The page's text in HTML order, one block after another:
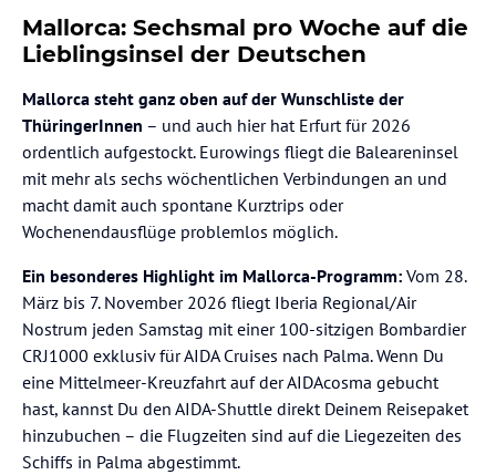
Mallorca: Sechsmal pro Woche auf die
Lieblingsinsel der Deutschen
Mallorca steht ganz oben auf der Wunschliste der
ThüringerInnen – und auch hier hat Erfurt für 2026
ordentlich aufgestockt. Eurowings fliegt die Baleareninsel
mit mehr als sechs wöchentlichen Verbindungen an und
macht damit auch spontane Kurztrips oder
Wochenendausflüge problemlos möglich.
Ein besonderes Highlight im Mallorca-Programm: Vom 28.
März bis 7. November 2026 fliegt Iberia Regional/Air
Nostrum jeden Samstag mit einer 100-sitzigen Bombardier
CRJ1000 exklusiv für AIDA Cruises nach Palma. Wenn Du
eine Mittelmeer-Kreuzfahrt auf der AIDAcosma gebucht
hast, kannst Du den AIDA-Shuttle direkt Deinem Reisepaket
hinzubuchen – die Flugzeiten sind auf die Liegezeiten des
Schiffs in Palma abgestimmt.